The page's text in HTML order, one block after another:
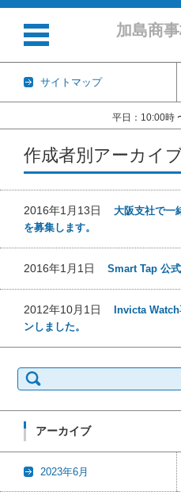
加島商
サイトマップ
平日：10:00時
コンテンツに移動
作成者別アーカイ
2016年1月13日 大阪支社で一
を募集します。
2016年1月1日 Smart Tap 公式
2012年10月1日
Invicta
ンしました。
索:
アーカイブ
2023年6月